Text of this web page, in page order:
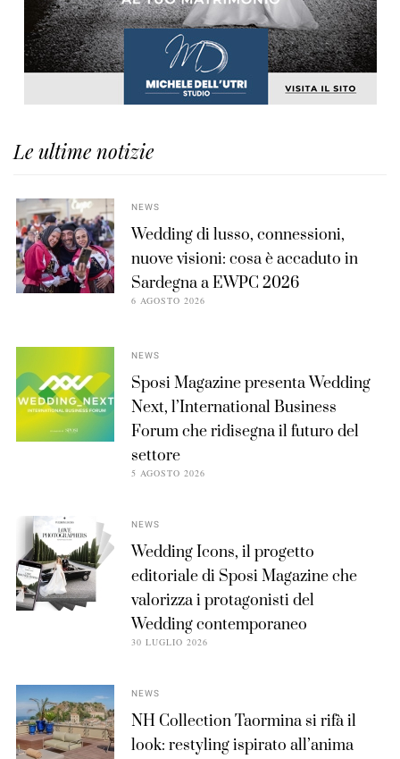
Le ultime notizie
NEWS
Wedding di lusso, connessioni,
nuove visioni: cosa è accaduto in
Sardegna a EWPC 2026
6 AGOSTO 2026
NEWS
Sposi Magazine presenta Wedding
Next, l’International Business
Forum che ridisegna il futuro del
settore
5 AGOSTO 2026
NEWS
Wedding Icons, il progetto
editoriale di Sposi Magazine che
valorizza i protagonisti del
Wedding contemporaneo
30 LUGLIO 2026
NEWS
NH Collection Taormina si rifà il
look: restyling ispirato all’anima